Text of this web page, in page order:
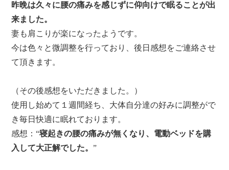
昨晩は久々に腰の痛みを感じずに仰向けで眠ることが出
来ました。
妻も肩こりが楽になったようです。
今は色々と微調整を行っており、後日感想をご連絡させ
て頂きます。
（その後感想をいただきました。）
使用し始めて１週間経ち、大体自分達の好みに調整がで
き毎日快適に眠れております。
感想：“寝起きの腰の痛みが無くなり、電動ベッドを購
入して大正解でした。 ”